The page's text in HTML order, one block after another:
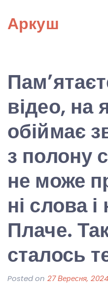
content
Аркуш
відео, на
обіймає
з полону
не може
ні слова
Плаче.
сталось
Posted on 27 Вересня, 2024